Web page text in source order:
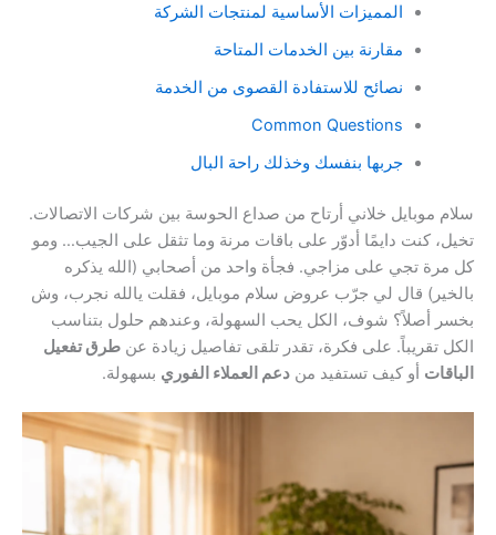
المميزات الأساسية لمنتجات الشركة
مقارنة بين الخدمات المتاحة
نصائح للاستفادة القصوى من الخدمة
Common Questions
جربها بنفسك وخذلك راحة البال
سلام موبايل خلاني أرتاح من صداع الحوسة بين شركات الاتصالات.
تخيل، كنت دايمًا أدوّر على باقات مرنة وما تثقل على الجيب… ومو
كل مرة تجي على مزاجي. فجأة واحد من أصحابي (الله يذكره
بالخير) قال لي جرّب عروض سلام موبايل، فقلت يالله نجرب، وش
بخسر أصلاً؟ شوف، الكل يحب السهولة، وعندهم حلول بتناسب
الكل تقريباً. على فكرة، تقدر تلقى تفاصيل زيادة عن طرق تفعيل
الباقات أو كيف تستفيد من دعم العملاء الفوري بسهولة.